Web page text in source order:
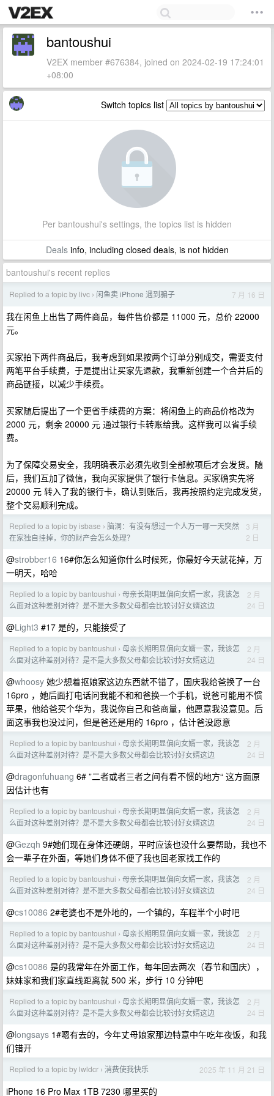
bantoushui
V2EX member #676384, joined on 2024-02-19 17:24:01
+08:00
Switch topics list
Per bantoushui's settings, the topics list is hidden
Dealsinfo, including closed deals, is not hidden
bantoushui's recent replies
Replied to a topic by livc › 闲鱼卖 iPhone 遇到骗子 7 月 16 日
我在闲鱼上出售了两件商品，每件售价都是 11000 元，总价 22000
元。
买家拍下两件商品后，我考虑到如果按两个订单分别成交，需要支付
两笔平台手续费，于是提出让买家先退款，我重新创建一个合并后的
商品链接，以减少手续费。
买家随后提出了一个更省手续费的方案：将闲鱼上的商品价格改为
2000 元，剩余 20000 元 通过银行卡转账给我。这样我可以省手续
费。
为了保障交易安全，我明确表示必须先收到全部款项后才会发货。随
后，我们互加了微信，我向买家提供了银行卡信息。买家确实先将
20000 元 转入了我的银行卡，确认到账后，我再按照约定完成发货，
整个交易顺利完成。
Replied to a topic by isbase › 脑洞：有没有想过一个人万一哪一天突然
在家独自挂掉，你的财产会怎么处理？
3 月
2 日
@strobber16 16#你怎么知道你什么时候死，你最好今天就花掉，万
一明天，哈哈
Replied to a topic by bantoushui › 母亲长期明显偏向女婿一家，我该怎
么面对这种差别对待？是不是大多数父母都会比较讨好女婿这边
2 月
24 日
@Light3 #17 是的，只能接受了
Replied to a topic by bantoushui › 母亲长期明显偏向女婿一家，我该怎
么面对这种差别对待？是不是大多数父母都会比较讨好女婿这边
2 月
24 日
@whoosy 她少想着抠娘家这边东西就不错了，国庆我给爸换了一台
16pro ，她后面打电话问我能不和和爸换一个手机，说爸可能用不惯
苹果，他给爸买个华为，我说你自己和爸商量，他愿意我没意见。后
面这事我也没过问，但是爸还是用的 16pro ，估计爸没愿意
Replied to a topic by bantoushui › 母亲长期明显偏向女婿一家，我该怎
么面对这种差别对待？是不是大多数父母都会比较讨好女婿这边
2 月
24 日
@dragonfuhuang 6# ”二者或者三者之间有看不惯的地方“ 这方面原
因估计也有
Replied to a topic by bantoushui › 母亲长期明显偏向女婿一家，我该怎
么面对这种差别对待？是不是大多数父母都会比较讨好女婿这边
2 月
24 日
@Gezqh 9#她们现在身体还硬朗，平时应该也没什么要帮助，我也不
会一辈子在外面，等她们身体不便了我也回老家找工作的
Replied to a topic by bantoushui › 母亲长期明显偏向女婿一家，我该怎
么面对这种差别对待？是不是大多数父母都会比较讨好女婿这边
2 月
24 日
@cs10086 2#老婆也不是外地的，一个镇的，车程半个小时吧
Replied to a topic by bantoushui › 母亲长期明显偏向女婿一家，我该怎
么面对这种差别对待？是不是大多数父母都会比较讨好女婿这边
2 月
24 日
@cs10086 是的我常年在外面工作，每年回去两次（春节和国庆），
妹妹家和我们家直线距离就 500 米，步行 10 分钟吧
Replied to a topic by bantoushui › 母亲长期明显偏向女婿一家，我该怎
么面对这种差别对待？是不是大多数父母都会比较讨好女婿这边
2 月
24 日
@longsays 1#嗯有去的，今年丈母娘家那边特意中午吃年夜饭，和我
们错开
Replied to a topic by lwldcr › 消费使我快乐 2025 年 11 月 21 日
iPhone 16 Pro Max 1TB 7230 哪里买的